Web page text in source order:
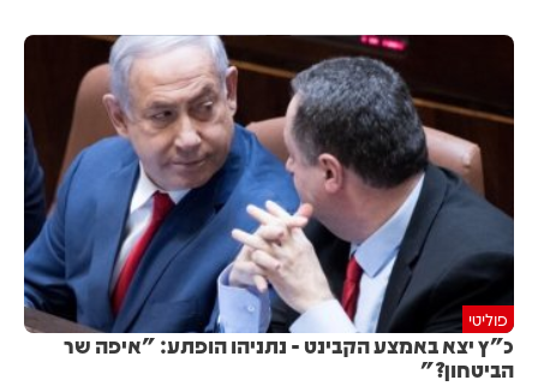
פוליטי
כ"ץ יצא באמצע הקבינט - נתניהו הופתע: "איפה שר
הביטחון?"